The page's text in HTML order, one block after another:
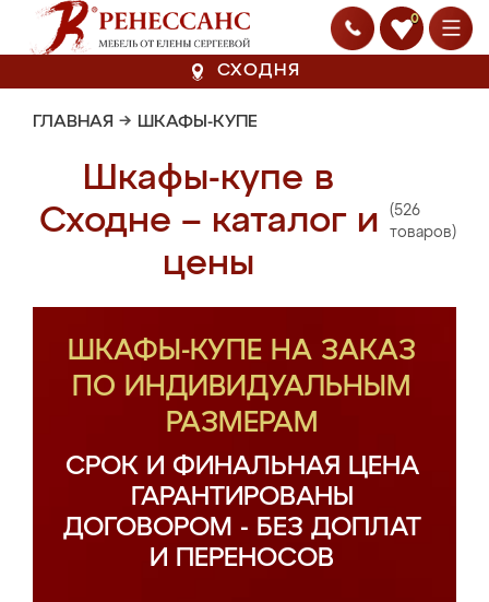
0
СХОДНЯ
ГЛАВНАЯ → ШКАФЫ-КУПЕ
Шкафы-купе в
Сходне – каталог и
цены
(526
товаров)
ШКАФЫ-КУПЕ НА ЗАКАЗ
ПО ИНДИВИДУАЛЬНЫМ
РАЗМЕРАМ
СРОК И ФИНАЛЬНАЯ ЦЕНА
ГАРАНТИРОВАНЫ
ДОГОВОРОМ - БЕЗ ДОПЛАТ
И ПЕРЕНОСОВ